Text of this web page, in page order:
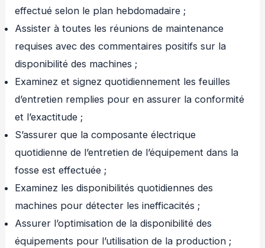
effectué selon le plan hebdomadaire ;
Assister à toutes les réunions de maintenance
requises avec des commentaires positifs sur la
disponibilité des machines ;
Examinez et signez quotidiennement les feuilles
d’entretien remplies pour en assurer la conformité
et l’exactitude ;
S’assurer que la composante électrique
quotidienne de l’entretien de l’équipement dans la
fosse est effectuée ;
Examinez les disponibilités quotidiennes des
machines pour détecter les inefficacités ;
Assurer l’optimisation de la disponibilité des
équipements pour l’utilisation de la production ;